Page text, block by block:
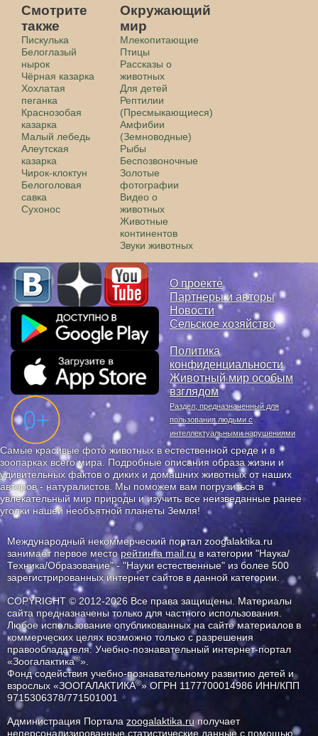
Смотрите
также
Пискулька
Белоглазый
нырок
Чёрная казарка
Хохлатая
пеганка
Краснозобая
казарка
Малый лебедь
Алеутская
казарка
Чирок-клоктун
Белоголовая
савка
Сухонос
Окружающий
мир
Млекопитающие
Птицы
Рассказы о
животных
Для детей
Рептилии
(Пресмыкающиеся)
Амфибии
(Земноводные)
Рыбы
Беспозвоночные
Золотые
фотографии
Видео о
животных
Животные
континентов
Звуки животных
О проекте
Партнеры и авторы
Новости
Сельское хозяйство
Политика
конфиденциальности
Животный мир особым
взглядом
Раздел, предназначенный для
пользования людьми с
интеллектуальными нарушениями
Самые красивые фото животных в естественной среде и в
зоопарках всего мира. Подробные описания образа жизни и
удивительных фактов о диких и домашних животных от наших
авторов - натуралистов. Мы поможем вам погрузиться в
увлекательный мир природы и изучить все неизведанные ранее
уголки нашей необъятной планеты Земля!
Международный некоммерческий портал zoogalaktika.ru
занимает первое месторейтинга mail.ru в категории "Наука/
Техника/Образование" - "Науки естественные" из более 500
зарегистрированных интернет сайтов в данной категории.
COPYRIGHT © 2012-2026 Все права защищены. Материалы
сайта предназначены только для частного использования.
Любое использование опубликованных на сайте материалов в
коммерческих целях возможно только с разрешения
правообладателя: Учебно-познавательный интернет-портал
«Зоогалактика®».
Фонд содействия учебно-познавательному развитию детей и
взрослых «ЗООГАЛАКТИКА®» ОГРН 1177700014986 ИНН/КПП
9715306378/771501001
Администрация Портала zoogalaktika.ruполучает
неперсонализированные статистические данные с помощью